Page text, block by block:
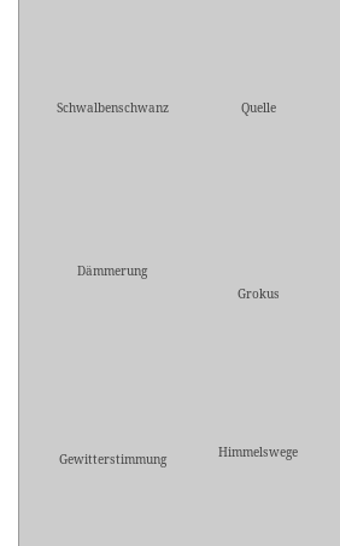
Schwalbenschwanz Quelle
Dämmerung
Grokus
Gewitterstimmung Himmelswege